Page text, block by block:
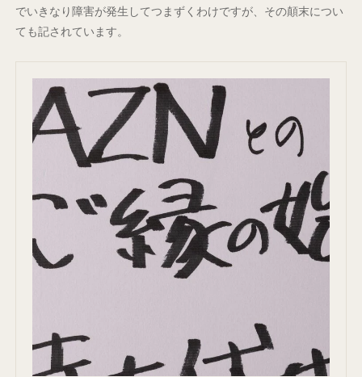
でいきなり障害が発生してつまずくわけですが、その顛末につい
ても記されています。